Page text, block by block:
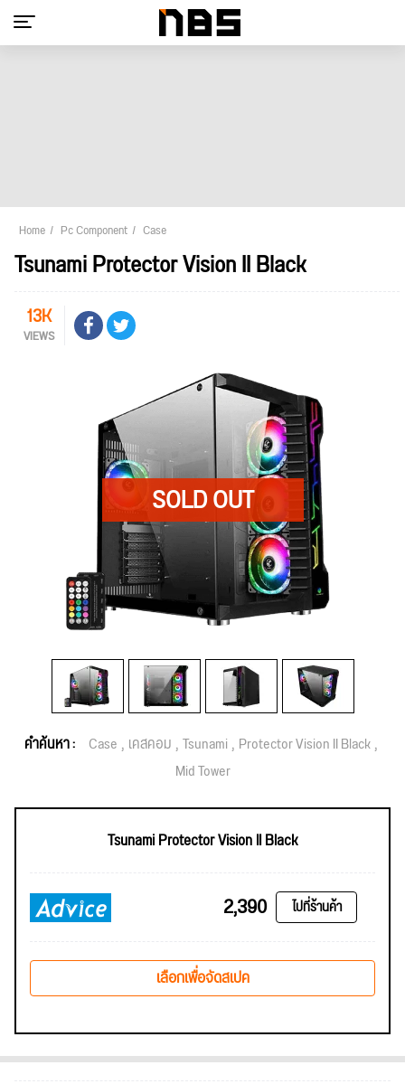
Home Pc Component Case
Tsunami Protector Vision II Black
13K
VIEWS
คำค้นหา : Case เคสคอม Tsunami Protector Vision II Black
Mid Tower
Tsunami Protector Vision II Black
2,390 ไปที่ร้านค้า
เลือกเพื่อจัดสเปค